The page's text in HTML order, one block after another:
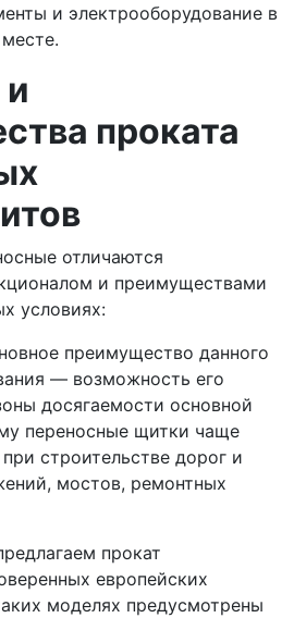
и электрооборудование в
проката
отличаются
и преимуществами
условиях:
преимущество данного
— возможность его
досягаемости основной
переносные щитки чаще
строительстве дорог и
мостов, ремонтных
прокат
европейских
моделях предусмотрены